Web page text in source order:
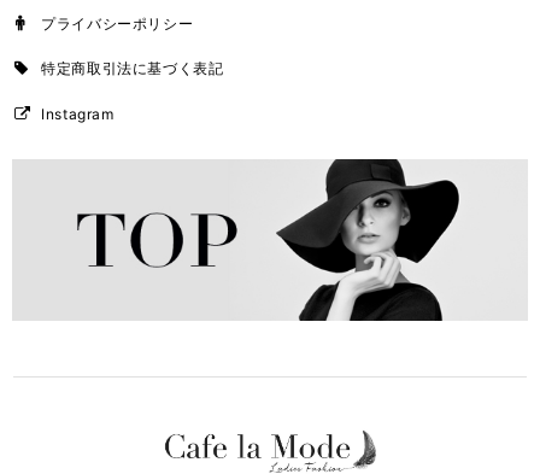
プライバシーポリシー
特定商取引法に基づく表記
Instagram